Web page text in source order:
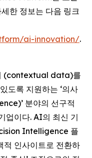
한 정보는 다음 링크
ai-innovation/.
(contextual data)를
도록 지원하는 ‘의사
분야의 선구적
업이다. AI의 최신 기
Intelligence 플
적 인사이트로 전환하